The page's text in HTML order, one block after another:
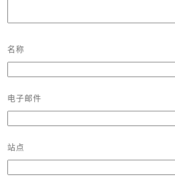
名称
电子邮件
站点